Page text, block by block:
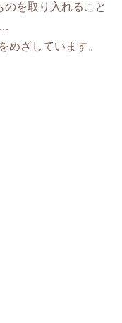
のを取り入れること
めざしています。